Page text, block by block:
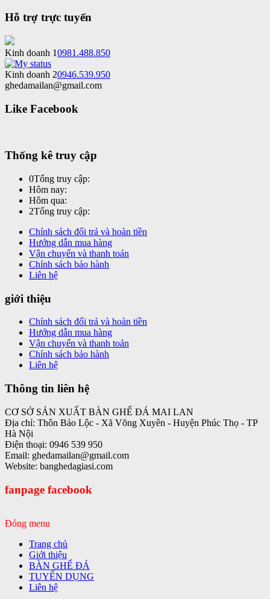
Hỗ trợ trực tuyến
Kinh doanh 10981.488.850
Kinh doanh 20946.539.950
ghedamailan@gmail.com
Like Facebook
Thống kê truy cập
0Tổng truy cập:
Hôm nay:
Hôm qua:
2Tổng truy cập:
Chính sách đổi trả và hoàn tiền
Hướng dẫn mua hàng
Vận chuyển và thanh toán
Chính sách bảo hành
Liên hệ
giới thiệu
Chính sách đổi trả và hoàn tiền
Hướng dẫn mua hàng
Vận chuyển và thanh toán
Chính sách bảo hành
Liên hệ
Thông tin liên hệ
CƠ SỞ SẢN XUẤT BÀN GHẾ ĐÁ MAI LAN
Địa chỉ: Thôn Bảo Lộc - Xã Võng Xuyên - Huyện Phúc Thọ - TP
Hà Nội
Điện thoại: 0946 539 950
Email: ghedamailan@gmail.com
Website: banghedagiasi.com
fanpage facebook
Đóng menu
Trang chủ
Giới thiệu
BÀN GHẾ ĐÁ
TUYỂN DỤNG
Liên hệ